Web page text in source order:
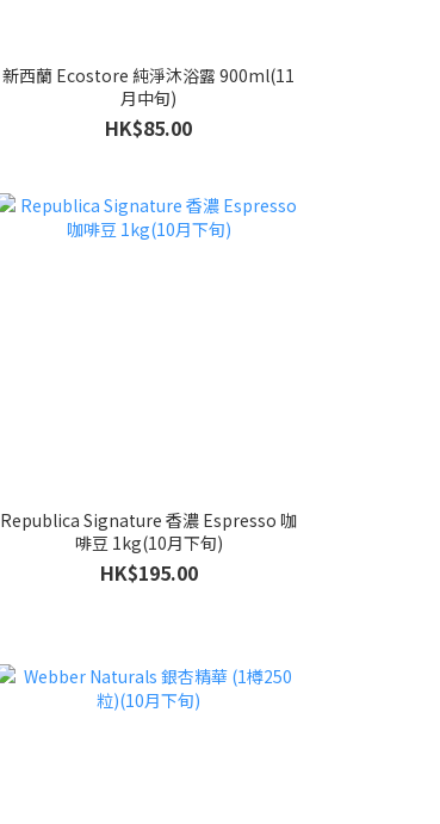
新西蘭 Ecostore 純淨沐浴露 900ml(11
月中旬)
HK$85.00
Republica Signature 香濃 Espresso 咖
啡豆 1kg(10月下旬)
HK$195.00